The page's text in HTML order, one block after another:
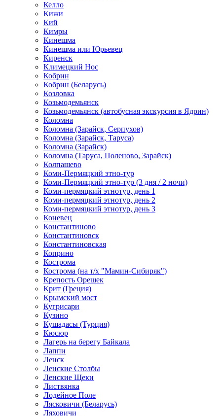
Келло
Кижи
Кий
Кимры
Кинешма
Кинешма или Юрьевец
Киренск
Климецкий Нос
Кобрин
Кобрин (Беларусь)
Козловка
Козьмодемьянск
Козьмодемьянск (автобусная экскурсия в Ядрин)
Коломна
Коломна (Зарайск, Серпухов)
Коломна (Зарайск, Таруса)
Коломна (Зарайск)
Коломна (Таруса, Поленово, Зарайск)
Колпашево
Коми-Пермяцкий этно-тур
Коми-Пермяцкий этно-тур (3 дня / 2 ночи)
Коми-пермяцкий этнотур, день 1
Коми-пермяцкий этнотур, день 2
Коми-пермяцкий этнотур, день 3
Коневец
Константиново
Константиновск
Константиновская
Коприно
Кострома
Кострома (на т/х "Мамин-Сибиряк")
Крепость Орешек
Крит (Греция)
Крымский мост
Кугрисари
Кузино
Кушадасы (Турция)
Кюсюр
Лагерь на берегу Байкала
Лаппи
Ленск
Ленские Столбы
Ленские Щеки
Листвянка
Лодейное Поле
Лясковичи (Беларусь)
Ляховичи